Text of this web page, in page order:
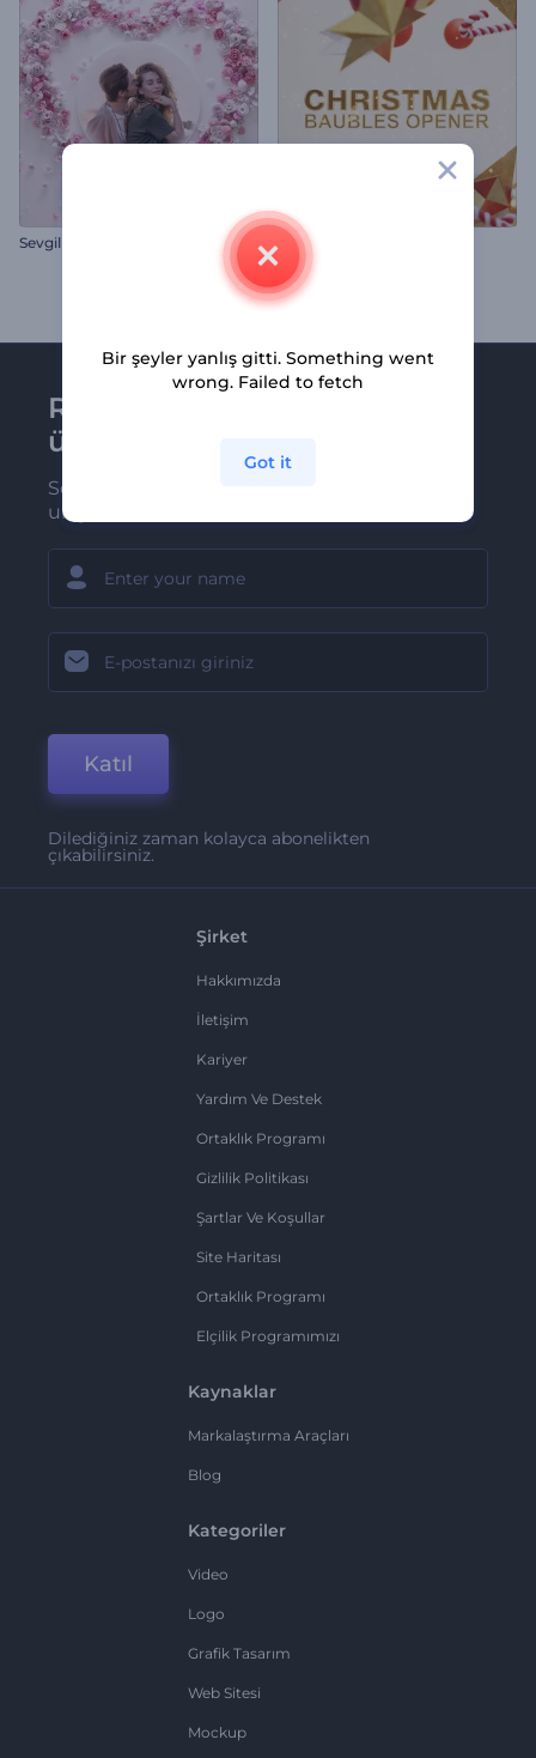
Sevgililer Günü Çiçekli Kalp İntro Noel Süsü Giriş Videosu
Renderforest bültenine
üye olun
Son haber ve tekliflerimiz ilk olarak size
ulaşsın
Katıl
Dilediğiniz zaman kolayca abonelikten
çıkabilirsiniz.
Şirket
Hakkımızda
İletişim
Kariyer
Yardım Ve Destek
Ortaklık Programı
Gizlilik Politikası
Şartlar Ve Koşullar
Site Haritası
Ortaklık Programı
Elçilik Programımızı
Kaynaklar
Markalaştırma Araçları
Blog
Kategoriler
Video
Logo
Grafik Tasarım
Web Sitesi
Mockup
Bir şeyler yanlış gitti. Something went
wrong. Failed to fetch
Got it